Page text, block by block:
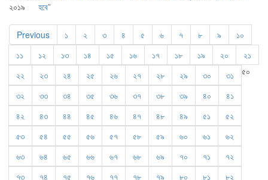
২০১৯
হবে”
Previous ১ ২ ৩ ৪ ৫ ৬ ৭ ৮ ৯
১০
১১
১২ ১৩ ১৪ ১৫ ১৬ ১৭ ১৮ ১৯ ২০
২১
২২
২৩ ২৪ ২৫ ২৬ ২৭ ২৮ ২৯ ৩০
৩১
৩২
৩৩ ৩৪ ৩৫ ৩৬ ৩৭ ৩৮ ৩৯ ৪০
৪১
৪২
৪৩ ৪৪ ৪৫ ৪৬ ৪৭ ৪৮ ৪৯
৫০
৫১
৫২
৫৩
৫৪ ৫৫ ৫৬ ৫৭ ৫৮ ৫৯ ৬০ ৬১
৬২
৬৩
৬৪ ৬৫ ৬৬ ৬৭ ৬৮ ৬৯ ৭০ ৭১
৭২
৭৩
৭৪ ৭৫ ৭৬ ৭৭ ৭৮ ৭৯ ৮০ ৮১
৮২